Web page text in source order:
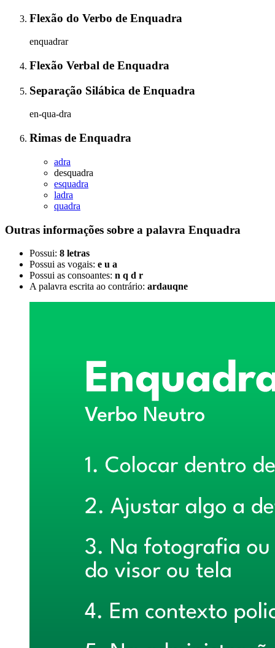
Flexão do Verbo de Enquadra
enquadrar
Flexão Verbal de Enquadra
Separação Silábica de Enquadra
en-qua-dra
Rimas de Enquadra
adra
desquadra
esquadra
ladra
quadra
Outras informações sobre a palavra Enquadra
Possui: 8 letras
Possui as vogais: e u a
Possui as consoantes: n q d r
A palavra escrita ao contrário: ardauqne